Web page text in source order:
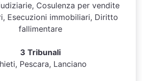
Cosulenza per vendite
Esecuzioni immobiliari, Diritto
fallimentare
3 Tribunali
Pescara, Lanciano